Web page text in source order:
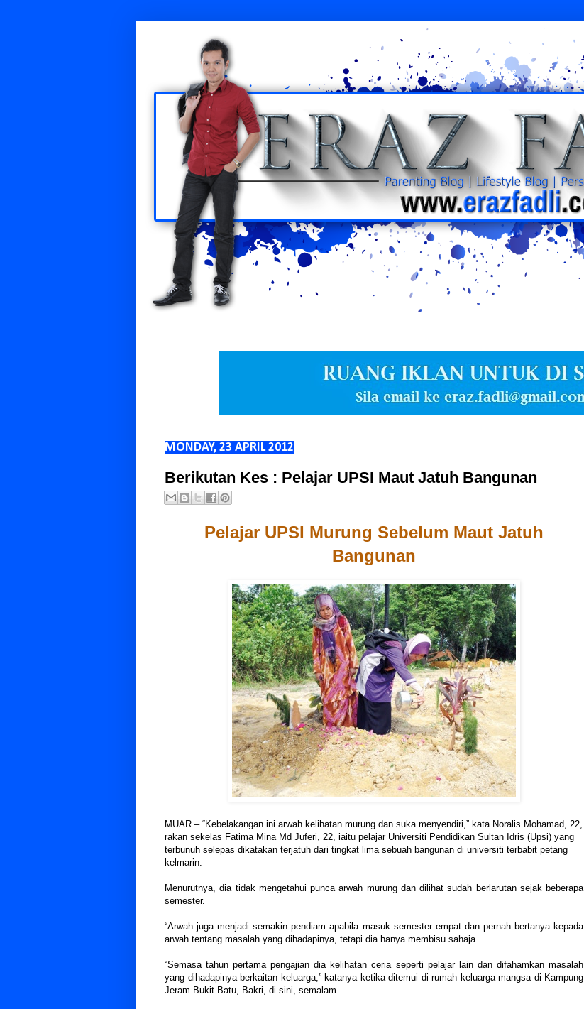
MONDAY, 23 APRIL 2012
Berikutan Kes : Pelajar UPSI Maut Jatuh Bangunan
Pelajar UPSI Murung Sebelum Maut Jatuh
Bangunan
MUAR – “Kebelakangan ini arwah kelihatan murung dan suka menyendiri,” kata Noralis Mohamad, 22,
rakan sekelas Fatima Mina Md Juferi, 22, iaitu pelajar Universiti Pendidikan Sultan Idris (Upsi) yang
terbunuh selepas dikatakan terjatuh dari tingkat lima sebuah bangunan di universiti terbabit petang
kelmarin.
Menurutnya, dia tidak mengetahui punca arwah murung dan dilihat sudah berlarutan sejak beberapa
semester.
“Arwah juga menjadi semakin pendiam apabila masuk semester empat dan pernah bertanya kepada
arwah tentang masalah yang dihadapinya, tetapi dia hanya membisu sahaja.
“Semasa tahun pertama pengajian dia kelihatan ceria seperti pelajar lain dan difahamkan masalah
yang dihadapinya berkaitan keluarga,” katanya ketika ditemui di rumah keluarga mangsa di Kampung
Jeram Bukit Batu, Bakri, di sini, semalam.